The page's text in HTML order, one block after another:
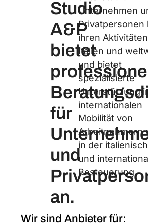
Studio
A&P
bietet
für
und
an.
Unternehmen
Privatpersonen
ihren
Italien und
und bietet
spezialisierte
Unterstützung
internationalen
Mobilität von
Arbeitnehmern
in der
und
Besteuerung.
Wir sind Anbieter für: